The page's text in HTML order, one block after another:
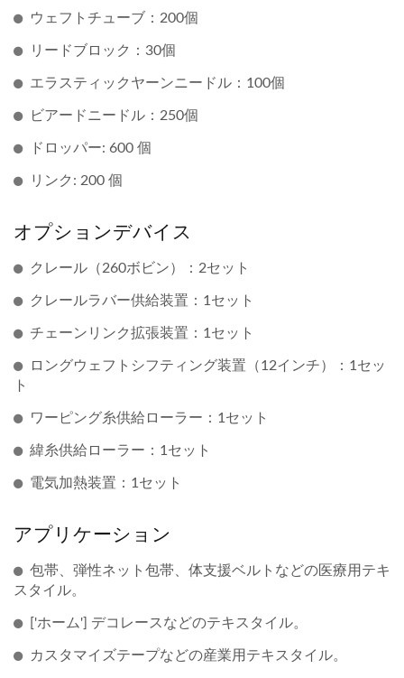
ウェフトチューブ：200個
リードブロック：30個
エラスティックヤーンニードル：100個
ビアードニードル：250個
ドロッパー: 600 個
リンク: 200 個
オプションデバイス
クレール（260ボビン）：2セット
クレールラバー供給装置：1セット
チェーンリンク拡張装置：1セット
ロングウェフトシフティング装置（12インチ）：1セッ
ト
ワーピング糸供給ローラー：1セット
緯糸供給ローラー：1セット
電気加熱装置：1セット
アプリケーション
包帯、弾性ネット包帯、体支援ベルトなどの医療用テキ
スタイル。
['ホーム'] デコレースなどのテキスタイル。
カスタマイズテープなどの産業用テキスタイル。